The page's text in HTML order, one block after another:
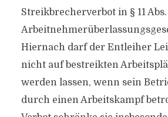
Streikbrecherverbot in § 11 Abs.
Hiernach darf der Entleiher
nicht auf bestreikten
werden lassen, wenn sein
durch einen Arbeitskampf